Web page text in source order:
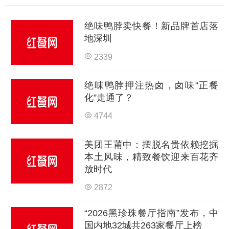
绝味鸭脖卖快餐！新品牌首店落
地深圳
2339
绝味鸭脖押注热卤，卤味“正餐
化”走通了？
4744
美团王莆中：摆脱名贵依赖挖掘
本土风味，精致餐饮迎来百花齐
放时代
2872
“2026黑珍珠餐厅指南”发布，中
国内地32城共263家餐厅上榜